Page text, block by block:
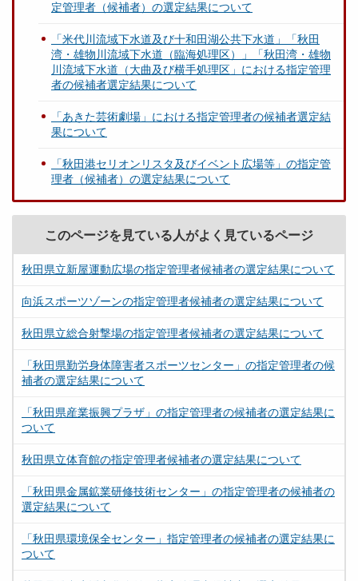
定管理者（候補者）の選定結果について
「米代川流域下水道及び十和田湖公共下水道」「秋田
湾・雄物川流域下水道（臨海処理区）」「秋田湾・雄物
川流域下水道（大曲及び横手処理区」における指定管理
者の候補者選定結果について
「あきた芸術劇場」における指定管理者の候補者選定結
果について
「秋田港セリオンリスタ及びイベント広場等」の指定管
理者（候補者）の選定結果について
このページを見ている人がよく見ているページ
秋田県立新屋運動広場の指定管理者候補者の選定結果について
向浜スポーツゾーンの指定管理者候補者の選定結果について
秋田県立総合射撃場の指定管理者候補者の選定結果について
「秋田県勤労身体障害者スポーツセンター」の指定管理者の候
補者の選定結果について
「秋田県産業振興プラザ」の指定管理者の候補者の選定結果に
ついて
秋田県立体育館の指定管理者候補者の選定結果について
「秋田県金属鉱業研修技術センター」の指定管理者の候補者の
選定結果について
「秋田県環境保全センター」指定管理者の候補者の選定結果に
ついて